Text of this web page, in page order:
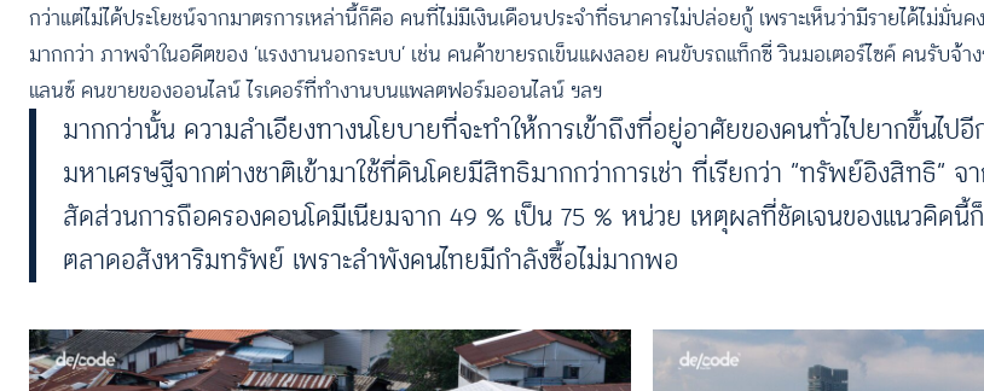
กว่าแต่ไม่ได้ประโยชน์จากมาตรการเหล่านี้ก็คือ คนที่ไม่มีเงินเดือนประจำที่ธนาคารไม่ปล่อยกู้ เพราะเห็นว่ามีรายได้ไม่มั่
มากกว่า ภาพจำในอดีตของ ‘แรงงานนอกระบบ’ เช่น คนค้าขายรถเข็นแผงลอย คนขับรถแท็กซี่ วินมอเตอร์ไซค์ คนรับจ้
แลนซ์ คนขายของออนไลน์ ไรเดอร์ที่ทำงานบนแพลตฟอร์มออนไลน์ ฯลฯ
มากกว่านั้น ความลำเอียงทางนโยบายที่จะทำให้การเข้าถึงที่อยู่อาศัยของคนทั่วไปยากขึ้นไป
มหาเศรษฐีจากต่างชาติเข้ามาใช้ที่ดินโดยมีสิทธิมากกว่าการเช่า ที่เรียกว่า “ทรัพย์อิงสิทธิ”
สัดส่วนการถือครองคอนโดมีเนียมจาก 49 % เป็น 75 % หน่วย เหตุผลที่ชัดเจนของแนวคิดนี้
ตลาดอสังหาริมทรัพย์ เพราะลำพังคนไทยมีกำลังซื้อไม่มากพอ